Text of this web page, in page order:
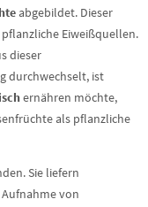
abgebildet. Dieser
Eiweißquellen.
dieser
durchwechselt, ist
ernähren möchte,
als pflanzliche
Sie liefern
von